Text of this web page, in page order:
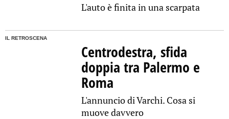
L'auto è finita in una scarpata
IL RETROSCENA
Centrodestra, sfida
doppia tra Palermo e
Roma
L'annuncio di Varchi. Cosa si
muove davvero